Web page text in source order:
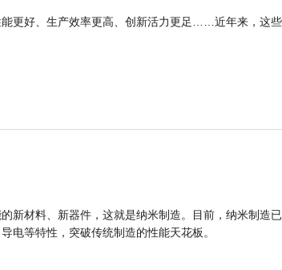
更好、生产效率更高、创新活力更足……近年来，这
新材料、新器件，这就是纳米制造。目前，纳米制造
电等特性，突破传统制造的性能天花板。